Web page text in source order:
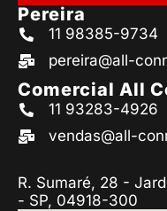
Pereira
11 98385-9734
pereira@all-
Comercial All
11 93283-4926
vendas@all-
R. Sumaré, 28 -
- SP, 04918-300